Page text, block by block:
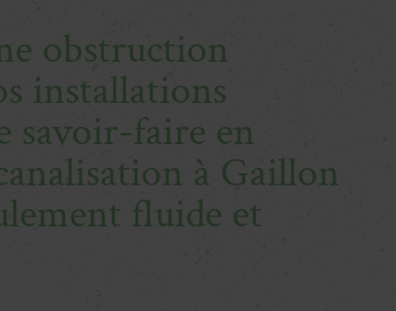
obstruction
installations
savoir-faire en
à Gaillon
fluide et